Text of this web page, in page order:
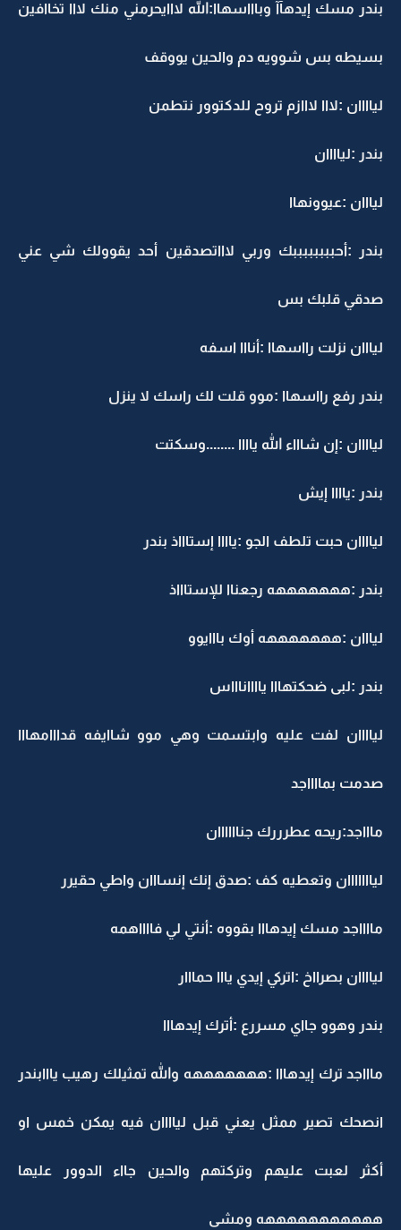
بندر مسك إيدهآآ وباااسهاا:الله لااايحرمني منك لااا تخاافين
بسيطه بس شوويه دم والحين يووقف
لياااان :لااا لااازم تروح للدكتوور نتطمن
بندر :لياااان
ليااان :عيوونهاا
بندر :أحببببببببك وربي لاااتصدقين أحد يقوولك شي عني
صدقي قلبك بس
ليااان نزلت رااسهاا :أنااا اسفه
بندر رفع رااسهاا :موو قلت لك راسك لا ينزل
لياااان :إن شاااء الله ياااا ........وسكتت
بندر :ياااا إيش
لياااان حبت تلطف الجو :ياااا إستاااذ بندر
بندر :هههههههه رجعناا للإستاااذ
ليااان :هههههههه أوك بااايوو
بندر :لبى ضحكتهااا يااااناااس
لياااان لفت عليه وابتسمت وهي موو شاايفه قدااامهااا
صدمت بمااااجد
ماااجد:ريحه عطرررك جناااااان
ليااااااان وتعطيه كف :صدق إنك إنسااان واطي حقيرر
مااااجد مسك إيدهااا بقووه :أنتي لي فااااهمه
لياااان بصرااخ :اتركي إيدي يااا حمااار
بندر وهوو جااي مسررع :أترك إيدهااا
ماااجد ترك إيدهااا :هههههههه والله تمثيلك رهيب يااابندر
انصحك تصير ممثل يعني قبل لياااان فيه يمكن خمس او
أكثر لعبت عليهم وتركتهم والحين جااء الدوور عليها
هههههههههههه ومشى